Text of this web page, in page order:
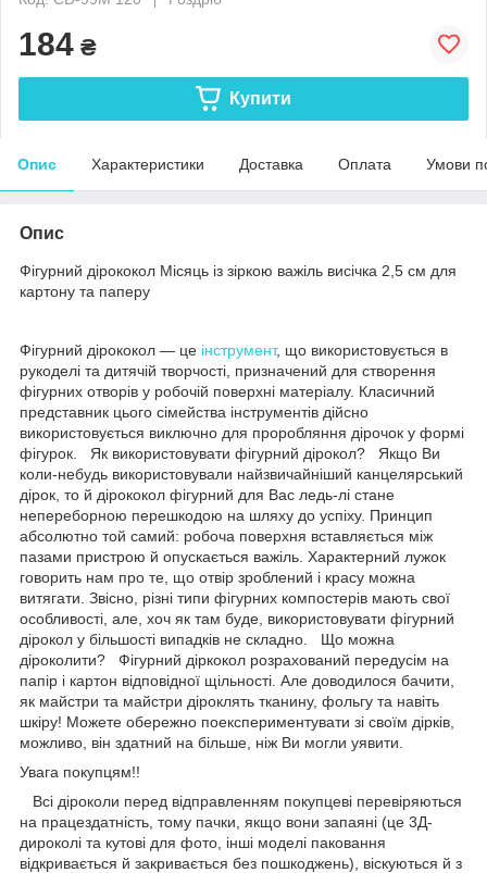
184 ₴
Купити
Опис Характеристики Доставка Оплата Умови
Опис
Фігурний дірококол Місяць із зіркою важіль висічка 2,5 см для
картону та паперу
Фігурний дірококол — це інструмент, що використовується в
рукоделі та дитячій творчості, призначений для створення
фігурних отворів у робочій поверхні матеріалу. Класичний
представник цього сімейства інструментів дійсно
використовується виключно для проробляння дірочок у формі
фігурок. Як використовувати фігурний дірокол? Якщо Ви
коли-небудь використовували найзвичайніший канцелярський
дірок, то й дірококол фігурний для Вас ледь-лі стане
непереборною перешкодою на шляху до успіху. Принцип
абсолютно той самий: робоча поверхня вставляється між
пазами пристрою й опускається важіль. Характерний лужок
говорить нам про те, що отвір зроблений і красу можна
витягати. Звісно, різні типи фігурних компостерів мають свої
особливості, але, хоч як там буде, використовувати фігурний
дірокол у більшості випадків не складно. Що можна
діроколити? Фігурний діркокол розрахований передусім на
папір і картон відповідної щільності. Але доводилося бачити,
як майстри та майстри діроклять тканину, фольгу та навіть
шкіру! Можете обережно поекспериментувати зі своїм дірків,
можливо, він здатний на більше, ніж Ви могли уявити.
Увага покупцям!!
Всі діроколи перед відправленням покупцеві перевіряються
на працездатність, тому пачки, якщо вони запаяні (це 3Д-
дироколі та кутові для фото, інші моделі паковання
відкривається й закривається без пошкоджень), віскуються й з